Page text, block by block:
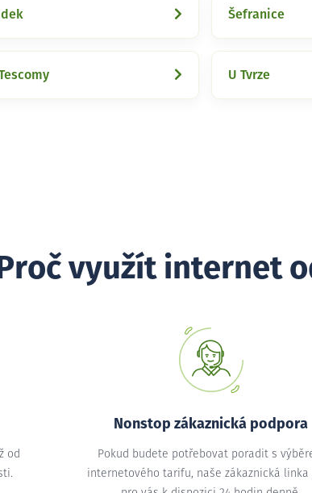
Šefranice
U Tvrze
využít internet
od
Nonstop zákaznická podpora
Pokud budete potřebovat poradit s
internetového tarifu, naše zákaznická linka